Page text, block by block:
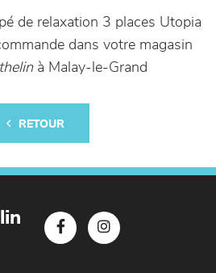
de relaxation 3 places Utopia
dans votre magasin
à Malay-le-Grand
RETOUR